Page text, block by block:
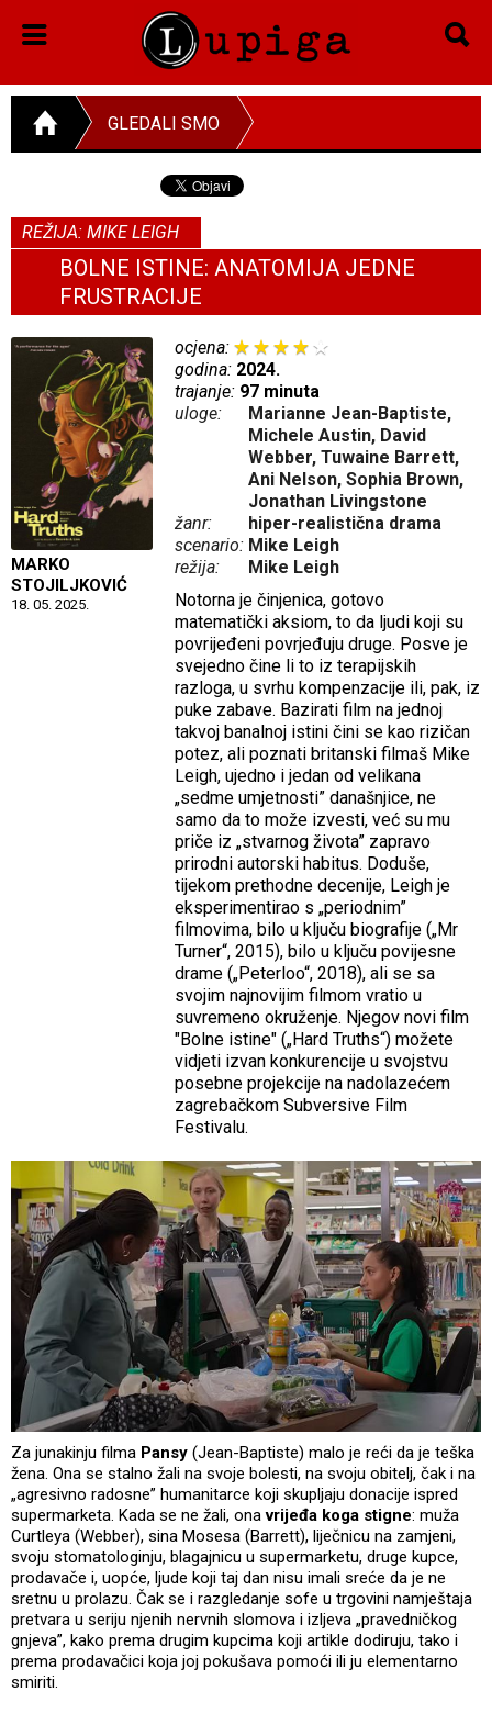
GLEDALI SMO
REŽIJA: MIKE LEIGH
BOLNE ISTINE: ANATOMIJA JEDNE
FRUSTRACIJE
MARKO
STOJILJKOVIĆ
18. 05. 2025.
ocjena:
godina: 2024.
trajanje: 97 minuta
uloge:
Marianne Jean-Baptiste,
Michele Austin, David
Webber, Tuwaine Barrett,
Ani Nelson, Sophia Brown,
Jonathan Livingstone
žanr:
hiper-realistična drama
scenario: Mike Leigh
režija:
Mike Leigh
Notorna je činjenica, gotovo
matematički aksiom, to da ljudi koji su
povrijeđeni povrjeđuju druge. Posve je
svejedno čine li to iz terapijskih
razloga, u svrhu kompenzacije ili, pak, iz
puke zabave. Bazirati film na jednoj
takvoj banalnoj istini čini se kao rizičan
potez, ali poznati britanski filmaš Mike
Leigh, ujedno i jedan od velikana
„sedme umjetnosti” današnjice, ne
samo da to može izvesti, već su mu
priče iz „stvarnog života” zapravo
prirodni autorski habitus. Doduše,
tijekom prethodne decenije, Leigh je
eksperimentirao s „periodnim”
filmovima, bilo u ključu biografije („Mr
Turner“, 2015), bilo u ključu povijesne
drame („Peterloo“, 2018), ali se sa
svojim najnovijim filmom vratio u
suvremeno okruženje. Njegov novi film
"Bolne istine" („Hard Truths“) možete
vidjeti izvan konkurencije u svojstvu
posebne projekcije na nadolazećem
zagrebačkom Subversive Film
Festivalu.
Za junakinju filma Pansy (Jean-Baptiste) malo je reći da je teška
žena. Ona se stalno žali na svoje bolesti, na svoju obitelj, čak i na
„agresivno radosne” humanitarce koji skupljaju donacije ispred
supermarketa. Kada se ne žali, onavrijeđa koga stigne: muža
Curtleya (Webber), sina Mosesa (Barrett), liječnicu na zamjeni,
svoju stomatologinju, blagajnicu u supermarketu, druge kupce,
prodavače i, uopće, ljude koji taj dan nisu imali sreće da je ne
sretnu u prolazu. Čak se i razgledanje sofe u trgovini namještaja
pretvara u seriju njenih nervnih slomova i izljeva „pravedničkog
gnjeva”, kako prema drugim kupcima koji artikle dodiruju, tako i
prema prodavačici koja joj pokušava pomoći ili ju elementarno
smiriti.